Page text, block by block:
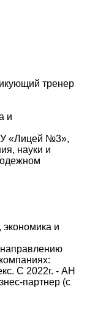
тренер
и
«Лицей №3»,
науки и
экономика и
С 2022г. - АН
партнер (с